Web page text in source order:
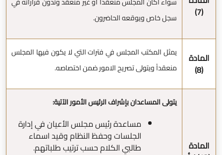
سجل خاص ويوقعه الحاضرون.
المادة
يمثل المكتب المجلس في فترات التي لا يكون فيها المجلس
منعقداً ويتولى تصريح الامور ضمن اختصاصه.
المادة
يتولى المساعدان بإشراف الرئيس الأمور الآتية:
مساعدة رئيس مجلس الأعيان في إدارة
الجلسات وحفظ النظام وقيد اسماء
طالبي الكلام حسب ترتيب طلباتهم.